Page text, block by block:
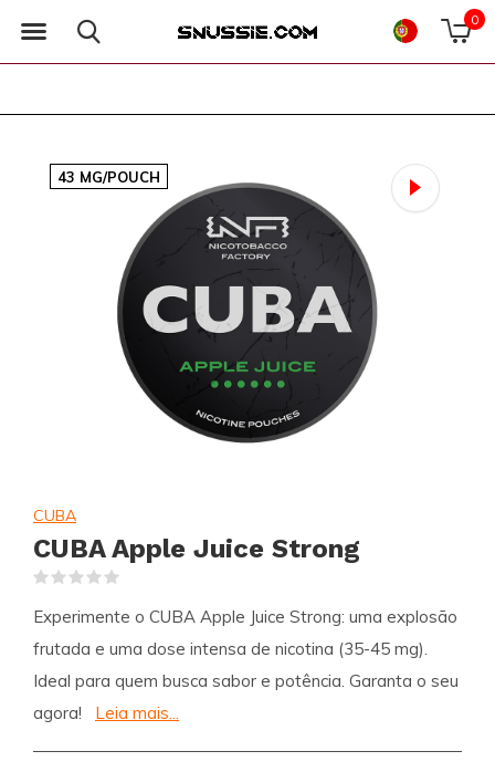
0
43 MG/POUCH
CUBA
CUBA Apple Juice Strong
Experimente o CUBA Apple Juice Strong: uma explosão
frutada e uma dose intensa de nicotina (35-45 mg).
Ideal para quem busca sabor e potência. Garanta o seu
agora!
Leia mais...